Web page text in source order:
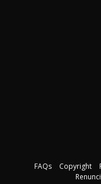
FAQs Copyright